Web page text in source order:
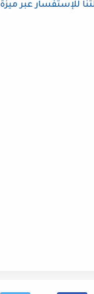
للإستفسار عبر ميزة